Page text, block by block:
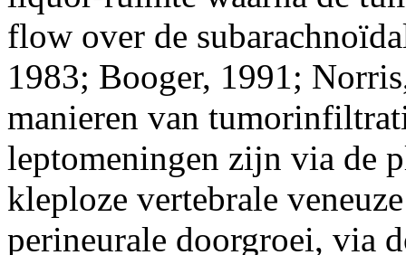
flow over de
1983; Booger, 1991;
manieren van
leptomeningen zijn via de
kleploze vertebrale
perineurale doorgroei, via